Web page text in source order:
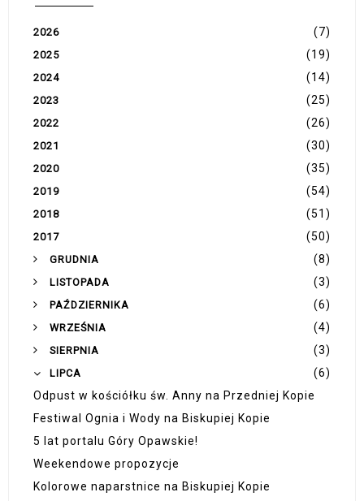
2026 (7)
2025 (19)
2024 (14)
2023 (25)
2022 (26)
2021 (30)
2020 (35)
2019 (54)
2018 (51)
2017 (50)
GRUDNIA (8)
LISTOPADA (3)
PAŹDZIERNIKA (6)
WRZEŚNIA (4)
SIERPNIA (3)
LIPCA
(6)
Odpust w kościółku św. Anny na Przedniej Kopie
Festiwal Ognia i Wody na Biskupiej Kopie
5 lat portalu Góry Opawskie!
Weekendowe propozycje
Kolorowe naparstnice na Biskupiej Kopie